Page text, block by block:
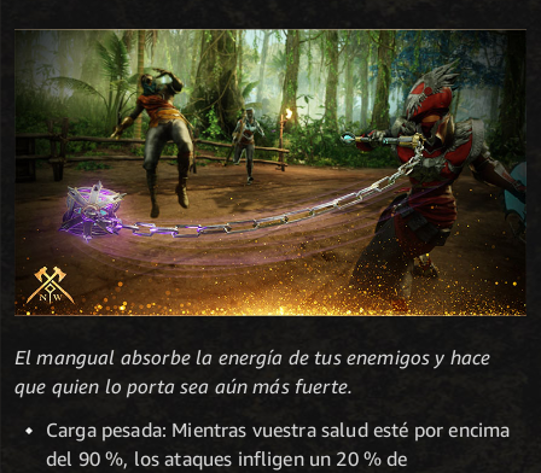
El mangual absorbe la energía de tus enemigos y hace
que quien lo porta sea aún más fuerte.
Carga pesada: Mientras vuestra salud esté por encima
del 90 %, los ataques infligen un 20 % de